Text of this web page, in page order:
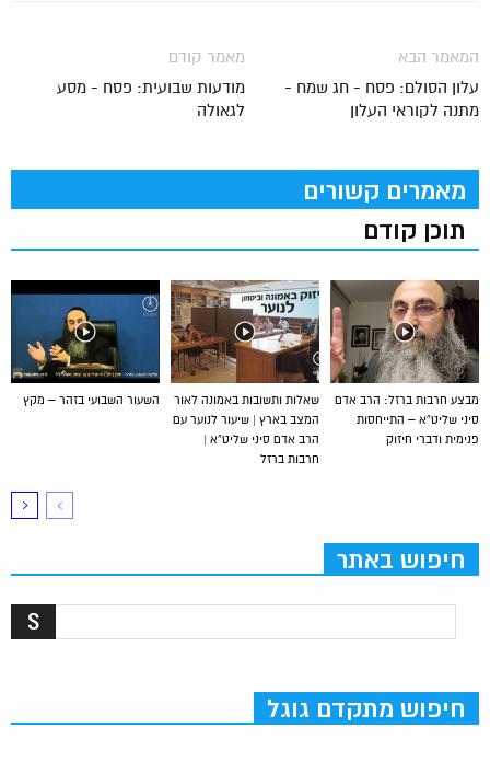
מאמר קודם
מודעות שבועית: פסח - מסע
לגאולה
המאמר הבא
עלון הסולם: פסח - חג שמח -
מתנה לקוראי העלון
מאמרים קשורים
תוכן קודם
השעור השבועי בזהר – מקץ
שאלות ותשובות באמונה לאור
המצב בארץ | שיעור לנוער עם
הרב אדם סיני שליט”א |
חרבות ברזל
מבצע חרבות ברזל: הרב אדם
סיני שליט”א – התייחסות
פנימית ודברי חיזוק
חיפוש באתר
חיפוש מתקדם גוגל